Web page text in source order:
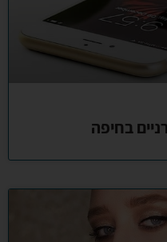
בחיפה